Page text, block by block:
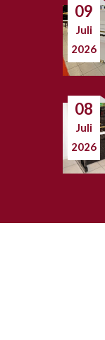
09
Juli
2026
08
Juli
2026